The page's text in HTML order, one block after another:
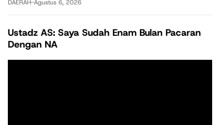
DAERAH-Agustus 6, 2026
Ustadz AS: Saya Sudah Enam Bulan Pacaran
Dengan NA